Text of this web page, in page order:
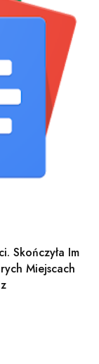
Skończyła Im
Miejscach